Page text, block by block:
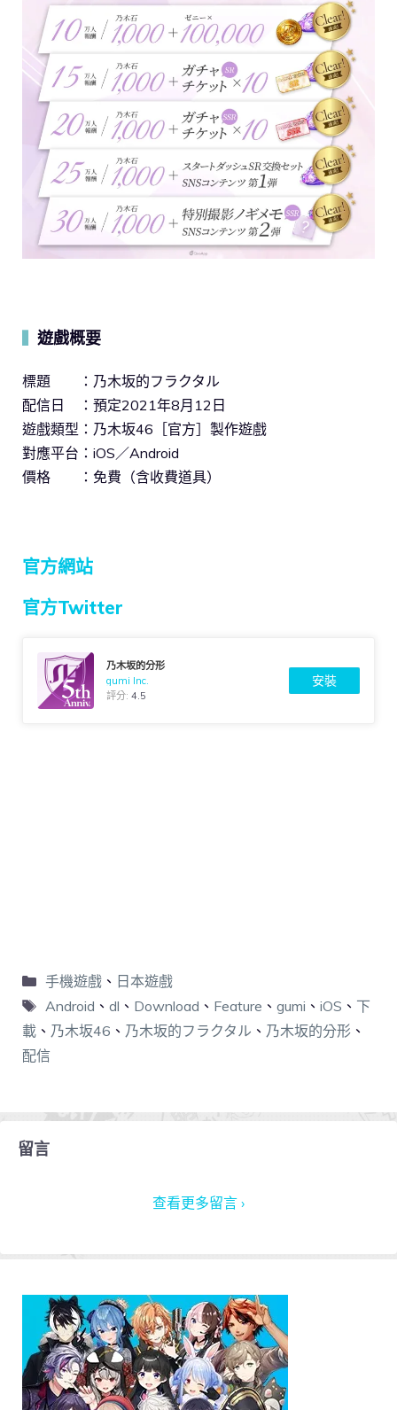
遊戲概要
標題 ：乃木坂的フラクタル
配信日 ：預定2021年8月12日
遊戲類型：乃木坂46［官方］製作遊戲
對應平台：iOS／Android
價格 ：免費（含收費道具）
官方網站
官方Twitter
乃木坂的分形
gumi Inc.
評分:4.5
安裝
手機遊戲、 日本遊戲
Android 、 dl 、 Download 、 Feature 、 gumi 、 iOS 、 下
載 、 乃木坂46 、 乃木坂的フラクタル 、 乃木坂的分形 、
配信
留言
查看更多留言 ›